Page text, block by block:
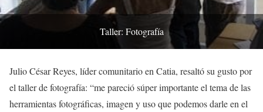
Taller: Fotografía
Julio César Reyes, líder comunitario en Catia, resaltó su gusto por
el taller de fotografía: “me pareció súper importante el tema de las
herramientas fotográficas, imagen y uso que podemos darle en el